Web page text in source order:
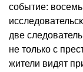
событие:
две
не только с
жители видят